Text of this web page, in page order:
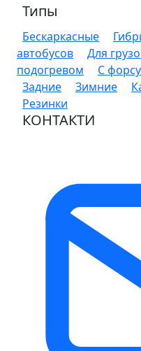
Типы
Бескаркасные
автобусов
Для
подогревом
С
Задние
Зимние
Резинки
КОНТАКТИ